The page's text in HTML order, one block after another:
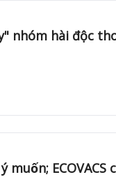
nhóm hài độc
ECOVACS